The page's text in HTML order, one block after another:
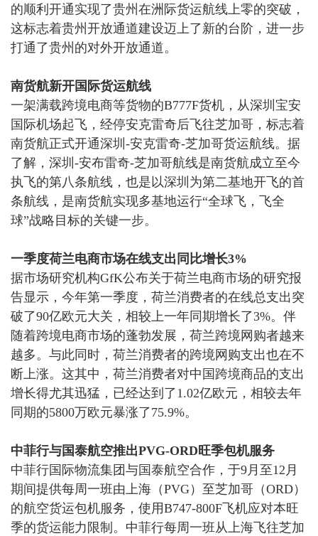
的顺利开通实现了贵州在洲际货运航线上零的突破，
这标志着贵州开放通道建设迈上了新的台阶，进一步
打通了贵州的对外开放通道。
南货航新开国际货运航线
一架满载跨境电商等货物的B777F货机，从深圳宝安
国际机场起飞，经停安克雷奇后飞往芝加哥，标志着
南货航正式开通深圳-安克雷奇-芝加哥货运航线。 据
了解，深圳 -安布雷奇-芝加哥航线是南货航成立至今
执飞的第八条航线，也是以深圳为第二基地开飞的首
条航线，是南货航实现多基地运行“全球飞，飞全
球”战略目标的关键一步。
一季度荷兰电商市场在线支出同比增长3%
据市场研究机构GfK公布关于荷兰电商市场的研究报
告显示， 今年第一季度，荷兰消费者的在线总支出突
破了90亿欧元大关，相较上一年同期增长了3%。 伴
随着跨境电商市场的蓬勃发展，荷兰跨境网购者越来
越多。与此同时，荷兰消费者的跨境网购支出也在不
断上涨。这其中，荷兰消费者对中国跨境商品的支出
增长得尤其迅猛，已经达到了1.02亿欧元，相较去年
同期的5800万欧元暴涨了75.9%。
中菲行与国泰航空推出PVG-ORD旺季包机服务
中菲行国际物流集团与国泰航空合作，于9月至12月
期间提供每周一班由上海（PVG）至芝加哥（ORD）
的航空货运包机服务，使用B747-800F飞机应对本旺
季的货运能力限制。 中菲行每周一班从上海飞往芝加